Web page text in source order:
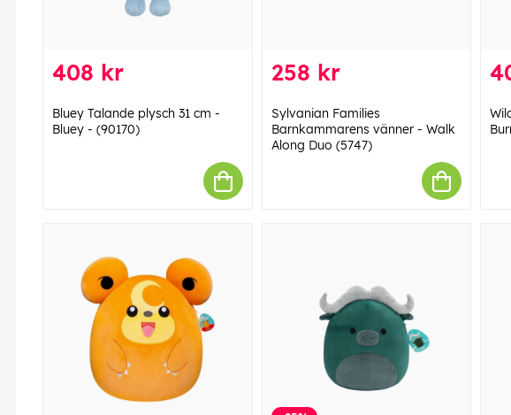
408 kr
Bluey Talande plysch 31 cm -
Bluey - (90170)
258 kr
Sylvanian Families
Barnkammarens vänner - Walk
Along Duo (5747)